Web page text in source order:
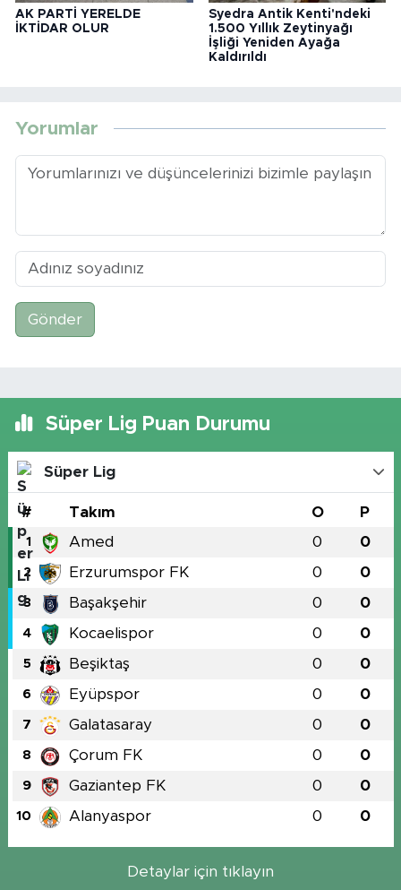
AK PARTİ YERELDE
İKTİDAR OLUR
Syedra Antik Kenti'ndeki
1.500 Yıllık Zeytinyağı
İşliği Yeniden Ayağa
Kaldırıldı
Yorumlar
Gönder
Süper Lig Puan Durumu
Süper Lig
# Takım O P
1 Amed 0 0
2 Erzurumspor FK 0 0
3 Başakşehir 0 0
4 Kocaelispor 0 0
5 Beşiktaş 0 0
6 Eyüpspor 0 0
7 Galatasaray 0 0
8 Çorum FK 0 0
9 Gaziantep FK 0 0
10 Alanyaspor 0 0
Detaylar için tıklayın